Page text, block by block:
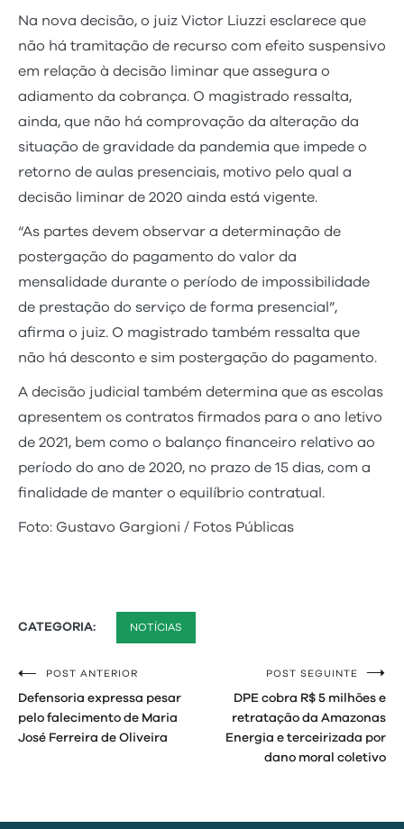
Na nova decisão, o juiz Victor Liuzzi esclarece que
não há tramitação de recurso com efeito suspensivo
em relação à decisão liminar que assegura o
adiamento da cobrança. O magistrado ressalta,
ainda, que não há comprovação da alteração da
situação de gravidade da pandemia que impede o
retorno de aulas presenciais, motivo pelo qual a
decisão liminar de 2020 ainda está vigente.
“As partes devem observar a determinação de
postergação do pagamento do valor da
mensalidade durante o período de impossibilidade
de prestação do serviço de forma presencial”,
afirma o juiz. O magistrado também ressalta que
não há desconto e sim postergação do pagamento.
A decisão judicial também determina que as escolas
apresentem os contratos firmados para o ano letivo
de 2021, bem como o balanço financeiro relativo ao
período do ano de 2020, no prazo de 15 dias, com a
finalidade de manter o equilíbrio contratual.
Foto: Gustavo Gargioni / Fotos Públicas
CATEGORIA: NOTÍCIAS
Navegação
de
Post
POST ANTERIOR
Defensoria expressa pesar
pelo falecimento de Maria
José Ferreira de Oliveira
POST SEGUINTE
DPE cobra R$ 5 milhões e
retratação da Amazonas
Energia e terceirizada por
dano moral coletivo